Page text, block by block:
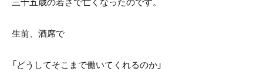
生前、酒席で
「どうしてそこまで働いてくれるのか」